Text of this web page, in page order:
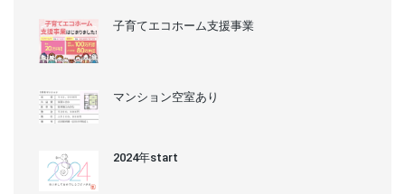
子育てエコホーム支援事業
マンション空室あり
2024年start